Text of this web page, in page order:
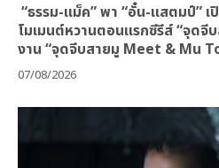
“ธรรม-แม็ค” พา “อั๋น-แสตมป์”
โมเมนต์หวานตอนแรกซีรีส์ “จุดจี
งาน “จุดจีบสายมู Meet & Mu
07/08/2026